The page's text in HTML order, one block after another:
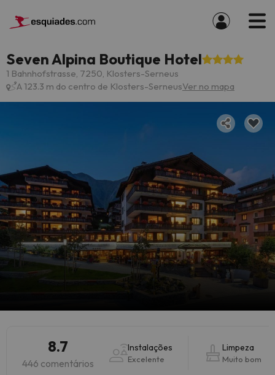
Seven Alpina Boutique Hotel
1 Bahnhofstrasse, 7250, Klosters-Serneus
A 123.3 m do centro de Klosters-SerneusVer no mapa
8.7
446 comentários
Instalações
Excelente
Limpeza
Muito bom